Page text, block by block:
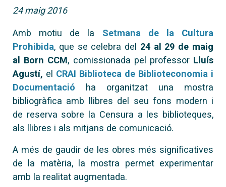
24 maig 2016
Amb motiu de la Setmana de la Cultura
Prohibida, que se celebra del 24 al 29 de maig
al Born CCM, comissionada pel professor Lluís
Agustí, el CRAI Biblioteca de Biblioteconomia i
Documentació ha organitzat una mostra
bibliogràfica amb llibres del seu fons modern i
de reserva sobre la Censura a les biblioteques,
als llibres i als mitjans de comunicació.
A més de gaudir de les obres més significatives
de la matèria, la mostra permet experimentar
amb la realitat augmentada.